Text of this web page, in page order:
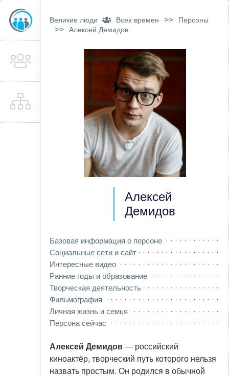
Великие люди Всех времен >> Персоны
>> Алексей Демидов
Алексей
Демидов
Базовая информация о персоне
Социальные сети и сайт
Интересные видео
Ранние годы и образование
Творческая деятельность
Фильмография
Личная жизнь и семья
Персона сейчас
Алексей Демидов — российский
киноактёр, творческий путь которого нельзя
назвать простым. Он родился в обычной